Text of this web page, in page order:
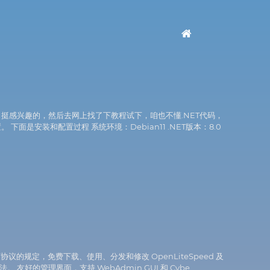
趣的，然后去网上找了下教程试下，咱也不懂.NET代码，
下面是安装和配置过程 系统环境：Debian11 .NET版本：8.0
的规定，免费下载、使用、分发和修改 OpenLiteSpeed 及
友好的管理界面，支持 WebAdmin GUI 和 Cybe ......